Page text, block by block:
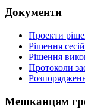
Документи
Проекти
Рішення сесій
Рішення
Протоколи
Мешканцям